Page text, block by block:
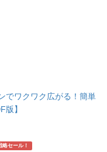
でワクワク広がる！簡単
版】
略セール！